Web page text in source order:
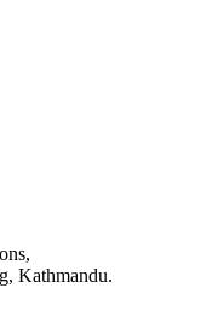
Kathmandu.